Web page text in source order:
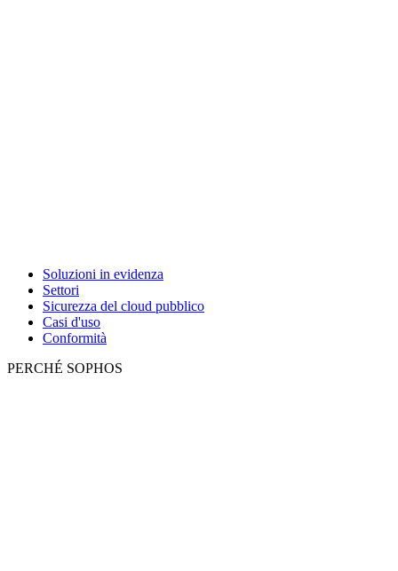
Soluzioni in evidenza
Settori
Sicurezza del cloud pubblico
Casi d'uso
Conformità
PERCHÉ SOPHOS